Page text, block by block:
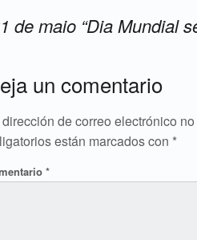
de maio “Dia Mundial
un comentario
dirección de correo electrónico
están marcados con *
*